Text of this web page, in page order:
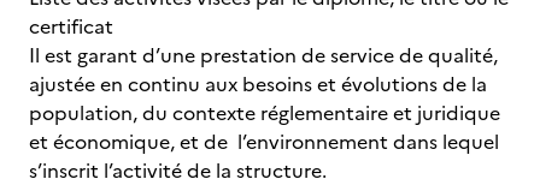
certificat
Il est garant d’une prestation de service de qualité,
ajustée en continu aux besoins et évolutions de la
population, du contexte réglementaire et juridique
et économique, et de l’environnement dans lequel
s’inscrit l’activité de la structure.